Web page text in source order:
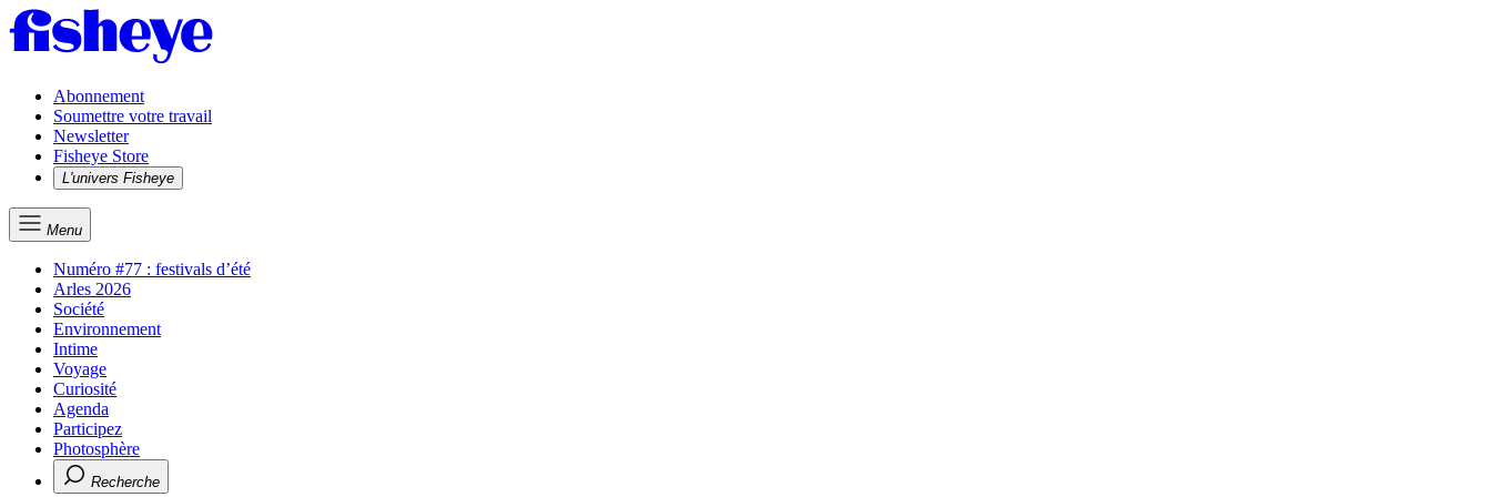
Abonnement
Soumettre votre travail
Newsletter
Fisheye Store
L'univers Fisheye
Menu
Numéro #77 : festivals d’été
Arles 2026
Société
Environnement
Intime
Voyage
Curiosité
Agenda
Participez
Photosphère
Recherche